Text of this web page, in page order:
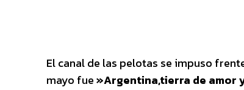
El canal de las pelotas se impuso
mayo fue»Argentina,tierra de amor